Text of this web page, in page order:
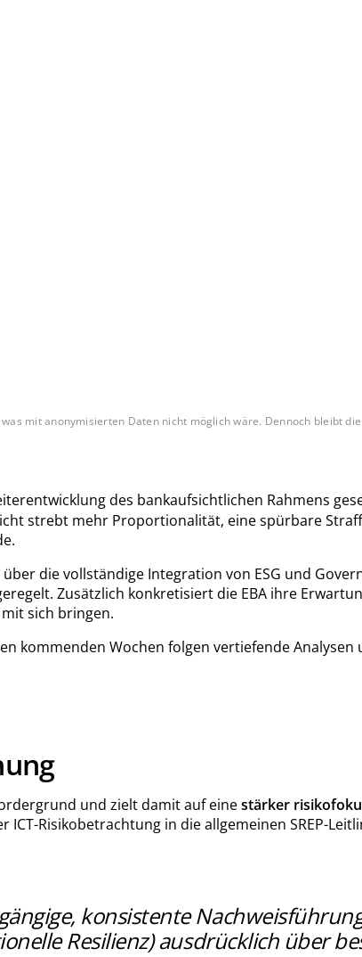
mit anonymisierten Daten nicht möglich wäre. Dennoch
des bankaufsichtlichen Rahmens
strebt mehr Proportionalität, eine spürbare
die vollständige Integration von ESG und
Zusätzlich konkretisiert die EBA ihre
sich bringen.
Wochen folgen vertiefende
und zielt damit auf einestärker
Risikobetrachtung in die allgemeinen SREP-
konsistente
Resilienz) ausdrücklich über